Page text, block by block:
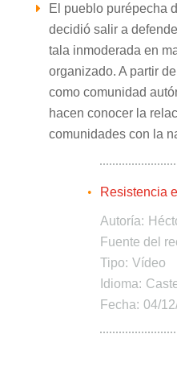
El pueblo purépecha
decidió salir a
tala inmoderada en
organizado. A partir
como comunidad
hacen conocer la
comunidades con la
Resistencia
Autoría:
Fuente del
Tipo: Vídeo
Idioma:
Fecha: 04/